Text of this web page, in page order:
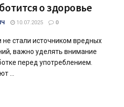
о здоровье
10.07.2025 0
стали источником вредных
важно уделять внимание
перед употреблением.
...